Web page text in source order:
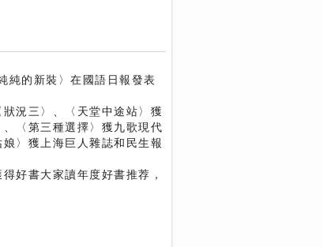
的新裝〉在國語日報發表
況三〉、〈天堂中途站〉獲
〈第三種選擇〉獲九歌現代
〉獲上海巨人雜誌和民生報
好書大家讀年度好書推荐，